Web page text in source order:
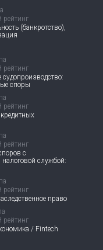
рейтинг
(банкротство),
рейтинг
споры
рейтинг
рейтинг
с
налоговой службой:
рейтинг
право
рейтинг
/ Fintech